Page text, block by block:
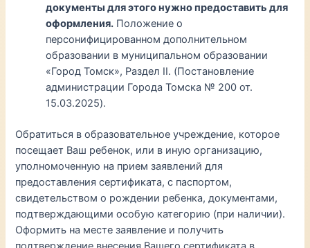
документы для этого нужно предоставить для
оформления. Положение о
персонифицированном дополнительном
образовании в муниципальном образовании
«Город Томск», Раздел II. (Постановление
администрации Города Томска № 200 от.
15.03.2025).
Обратиться в образовательное учреждение, которое
посещает Ваш ребенок, или в иную организацию,
уполномоченную на прием заявлений для
предоставления сертификата, с паспортом,
свидетельством о рождении ребенка, документами,
подтверждающими особую категорию (при наличии).
Оформить на месте заявление и получить